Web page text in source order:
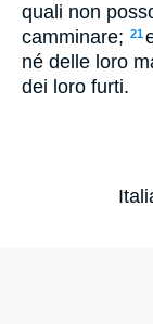
quali non
camminare; 21
né delle loro
dei loro furti.